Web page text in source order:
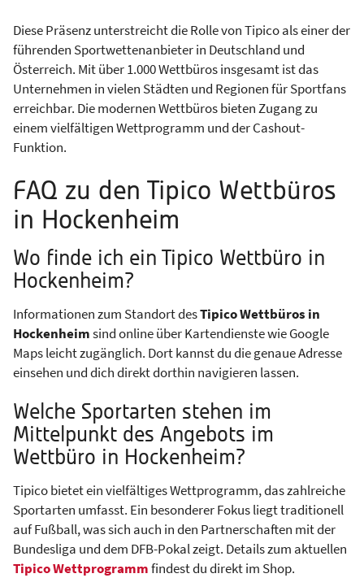
Diese Präsenz unterstreicht die Rolle von Tipico als einer der
führenden Sportwettenanbieter in Deutschland und
Österreich. Mit über 1.000 Wettbüros insgesamt ist das
Unternehmen in vielen Städten und Regionen für Sportfans
erreichbar. Die modernen Wettbüros bieten Zugang zu
einem vielfältigen Wettprogramm und der Cashout-
Funktion.
FAQ zu den Tipico Wettbüros
in Hockenheim
Wo finde ich ein Tipico Wettbüro in
Hockenheim?
Informationen zum Standort desTipico Wettbüros in
Hockenheimsind online über Kartendienste wie Google
Maps leicht zugänglich. Dort kannst du die genaue Adresse
einsehen und dich direkt dorthin navigieren lassen.
Welche Sportarten stehen im
Mittelpunkt des Angebots im
Wettbüro in Hockenheim?
Tipico bietet ein vielfältiges Wettprogramm, das zahlreiche
Sportarten umfasst. Ein besonderer Fokus liegt traditionell
auf Fußball, was sich auch in den Partnerschaften mit der
Bundesliga und dem DFB-Pokal zeigt. Details zum aktuellen
Tipico Wettprogrammfindest du direkt im Shop.